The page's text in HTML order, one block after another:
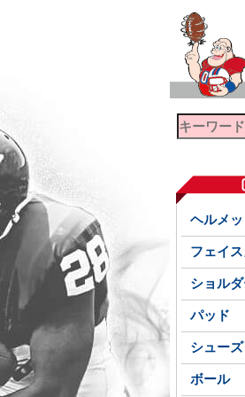
ヘルメッ
フェイ
ショル
パッド
シューズ
ボール